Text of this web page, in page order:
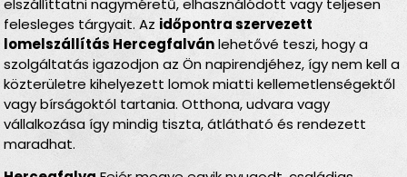
elszállíttatni nagyméretű, elhasználódott vagy teljesen
felesleges tárgyait. Az időpontra szervezett
lomelszállítás Hercegfalvánlehetővé teszi, hogy a
szolgáltatás igazodjon az Ön napirendjéhez, így nem kell a
közterületre kihelyezett lomok miatti kellemetlenségektől
vagy bírságoktól tartania. Otthona, udvara vagy
vállalkozása így mindig tiszta, átlátható és rendezett
maradhat.